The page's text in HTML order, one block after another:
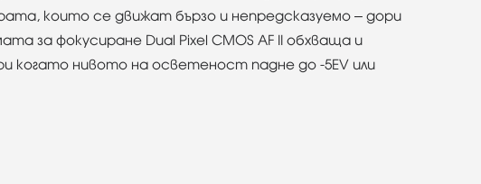
които се движат бързо и непредсказуемо – дори
за фокусиране Dual Pixel CMOS AF II обхваща и
когато нивото на осветеност падне до -5EV или